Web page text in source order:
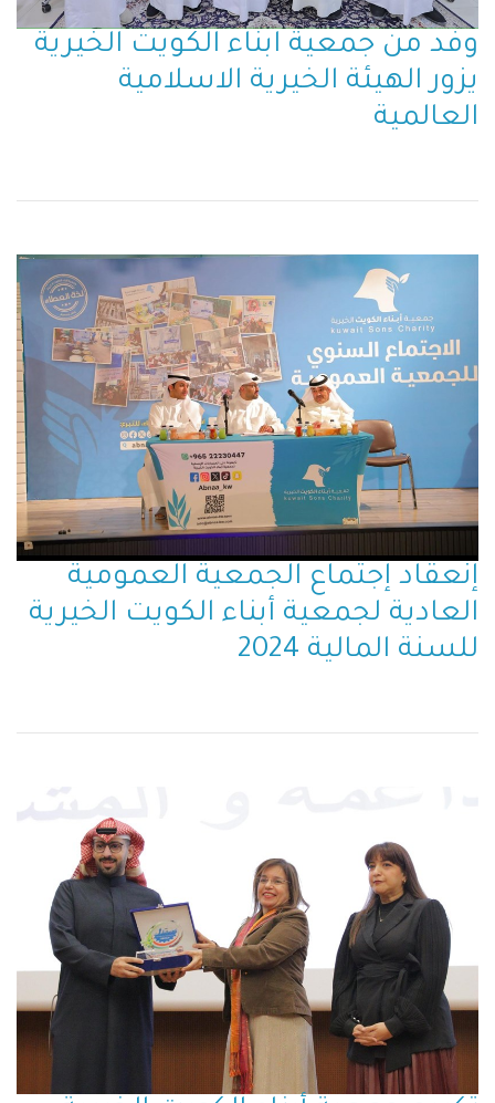
وفد من جمعية ابناء الكويت الخيرية
يزور الهيئة الخيرية الاسلامية
العالمية
إنعقاد إجتماع الجمعية العمومية
العادية لجمعية أبناء الكويت الخيرية
للسنة المالية 2024